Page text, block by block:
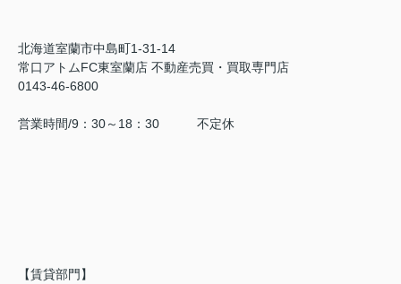
北海道室蘭市中島町1-31-14
常口アトムFC東室蘭店 不動産売買・買取専門店
0143-46-6800
営業時間/9：30～18：30 不定休
【賃貸部門】